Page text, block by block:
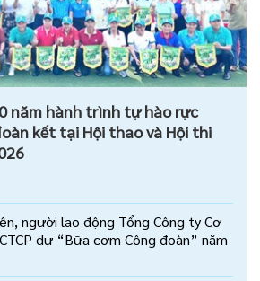
năm hành trình tự hào rực
kết tại Hội thao và Hội thi
người lao động Tổng Công ty Cơ
dự “Bữa cơm Công đoàn” năm